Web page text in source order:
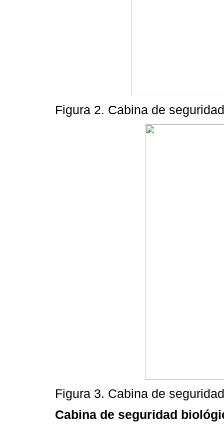
Figura 2. Cabina de
Figura 3. Cabina de
Cabina de seguridad